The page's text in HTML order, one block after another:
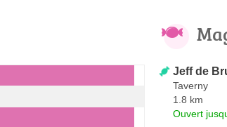
Jeff de
Taverny
1.8 km
Ouvert